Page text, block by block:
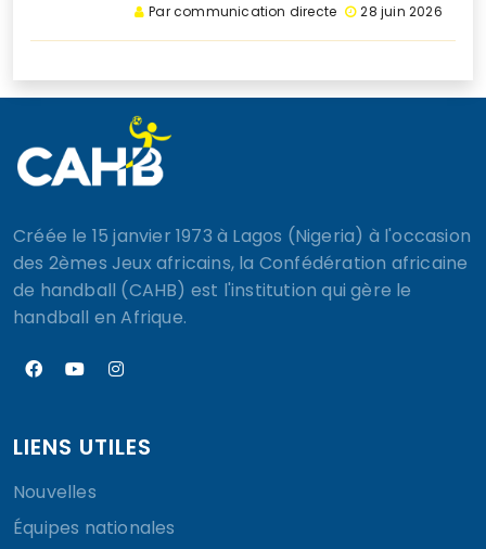
Par communication directe 28 juin 2026
Créée le 15 janvier 1973 à Lagos (Nigeria) à l'occasion
des 2èmes Jeux africains, la Confédération africaine
de handball (CAHB) est l'institution qui gère le
handball en Afrique.
LIENS UTILES
Nouvelles
Équipes nationales